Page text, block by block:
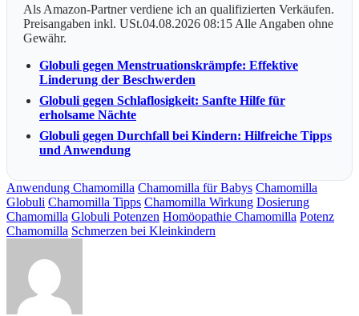
Als Amazon-Partner verdiene ich an qualifizierten Verkäufen.
Preisangaben inkl. USt.04.08.2026 08:15 Alle Angaben ohne
Gewähr.
Globuli gegen Menstruationskrämpfe: Effektive
Linderung der Beschwerden
Globuli gegen Schlaflosigkeit: Sanfte Hilfe für
erholsame Nächte
Globuli gegen Durchfall bei Kindern: Hilfreiche Tipps
und Anwendung
Anwendung Chamomilla Chamomilla für Babys Chamomilla
Globuli Chamomilla Tipps Chamomilla Wirkung Dosierung
Chamomilla Globuli Potenzen Homöopathie Chamomilla Potenz
Chamomilla Schmerzen bei Kleinkindern